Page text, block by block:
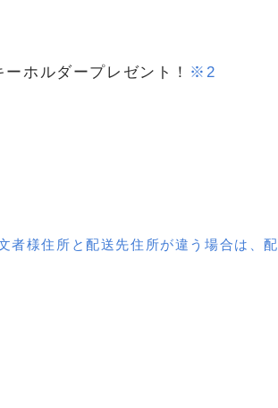
ホルダープレゼント！ ※2
様住所と配送先住所が違う場合は、配